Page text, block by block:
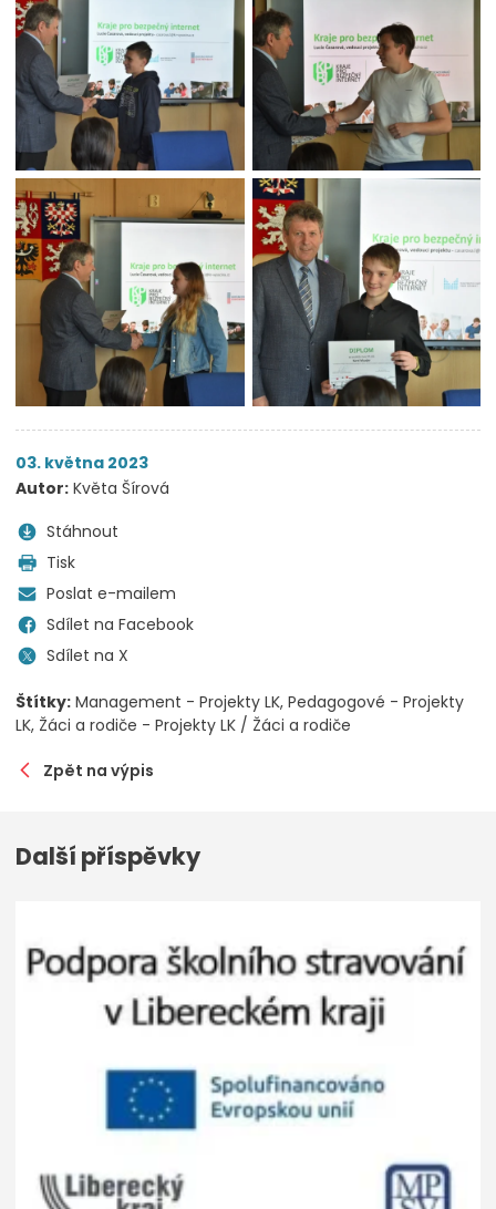
03. května 2023
Autor: Květa Šírová
Stáhnout
Tisk
Poslat e-mailem
Sdílet na Facebook
Sdílet na X
Štítky: Management - Projekty LK Pedagogové - Projekty
LK Žáci a rodiče - Projekty LK / Žáci a rodiče
Zpět na výpis
Další příspěvky